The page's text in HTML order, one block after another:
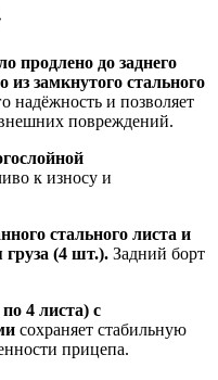
продлено до заднего
замкнутого стального
надёжность и позволяет
повреждений.
к износу и
стального листа и
(4 шт.). Задний борт
4 листа) с
сохраняет стабильную
прицепа.